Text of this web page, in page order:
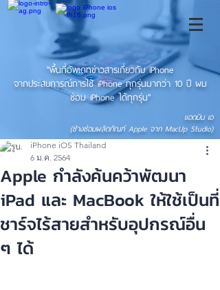
"พื้นที่อัพเดทข่าวสารเกี่ยวกับ iPhone
จากประสบการณ์การใช้ iPhone ทุกรุ่นมากว่า 10 ปี ผม
ซ่อม iPhone ได้ทุกรุ่น"
แอดมิน เอ
(ช่างซ่อมผลิตภัณฑ์ Apple จาก MacUp Studio)
Apple กำลังค้นคว้าพัฒนา
iPad และ MacBook ให้ใช้เป็นที่
ชาร์จไร้สายสำหรับอุปกรณ์อื่น
ๆ ได้
iPhone iOS Thailand
6 ม.ค. 2564